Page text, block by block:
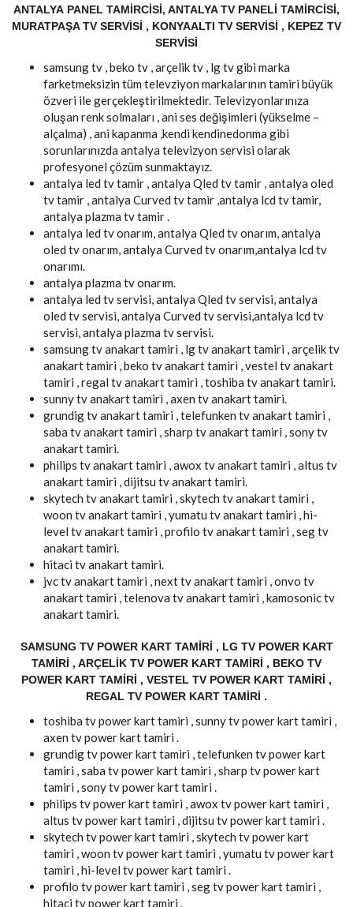
ANTALYA PANEL TAMIRCISI, ANTALYA TV PANELI TAMIRCISI,
MURATPAŞA TV SERVISI , KONYAALTI TV SERVISI , KEPEZ TV
SERVISI
samsung tv , beko tv , arçelik tv , lg tv gibi marka
farketmeksizin tüm televziyon markalarının tamiri büyük
özveri ile gerçekleştirilmektedir. Televizyonlarınıza
oluşan renk solmaları , ani ses değişimleri (yükselme –
alçalma) , ani kapanma ,kendi kendinedonma gibi
sorunlarınızda antalya televizyon servisi olarak
profesyonel çözüm sunmaktayız.
antalya led tv tamir , antalya Qled tv tamir , antalya oled
tv tamir , antalya Curved tv tamir ,antalya lcd tv tamir,
antalya plazma tv tamir .
antalya led tv onarım, antalya Qled tv onarım, antalya
oled tv onarım, antalya Curved tv onarım,antalya lcd tv
onarımı.
antalya plazma tv onarım.
antalya led tv servisi, antalya Qled tv servisi, antalya
oled tv servisi, antalya Curved tv servisi,antalya lcd tv
servisi, antalya plazma tv servisi.
samsung tv anakart tamiri , lg tv anakart tamiri , arçelik tv
anakart tamiri , beko tv anakart tamiri , vestel tv anakart
tamiri , regal tv anakart tamiri , toshiba tv anakart tamiri.
sunny tv anakart tamiri , axen tv anakart tamiri.
grundig tv anakart tamiri , telefunken tv anakart tamiri ,
saba tv anakart tamiri , sharp tv anakart tamiri , sony tv
anakart tamiri.
philips tv anakart tamiri , awox tv anakart tamiri , altus tv
anakart tamiri , dijitsu tv anakart tamiri.
skytech tv anakart tamiri , skytech tv anakart tamiri ,
woon tv anakart tamiri , yumatu tv anakart tamiri , hi-
level tv anakart tamiri , profilo tv anakart tamiri , seg tv
anakart tamiri.
hitaci tv anakart tamiri.
jvc tv anakart tamiri , next tv anakart tamiri , onvo tv
anakart tamiri , telenova tv anakart tamiri , kamosonic tv
anakart tamiri.
SAMSUNG TV POWER KART TAMIRI , LG TV POWER KART
TAMIRI , ARÇELIK TV POWER KART TAMIRI , BEKO TV
POWER KART TAMIRI , VESTEL TV POWER KART TAMIRI ,
REGAL TV POWER KART TAMIRI .
toshiba tv power kart tamiri , sunny tv power kart tamiri ,
axen tv power kart tamiri .
grundig tv power kart tamiri , telefunken tv power kart
tamiri , saba tv power kart tamiri , sharp tv power kart
tamiri , sony tv power kart tamiri .
philips tv power kart tamiri , awox tv power kart tamiri ,
altus tv power kart tamiri , dijitsu tv power kart tamiri .
skytech tv power kart tamiri , skytech tv power kart
tamiri , woon tv power kart tamiri , yumatu tv power kart
tamiri , hi-level tv power kart tamiri .
profilo tv power kart tamiri , seg tv power kart tamiri ,
hitaci tv power kart tamiri .